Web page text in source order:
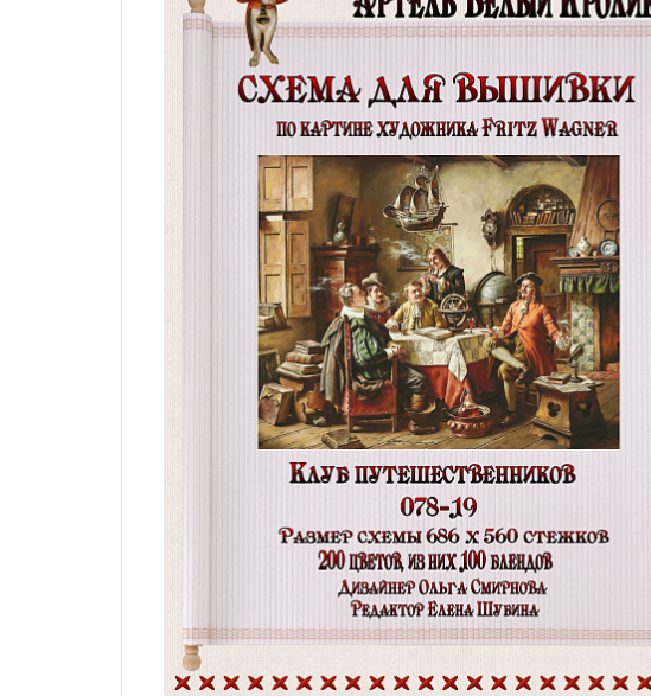
Жанровые сцены
Религиозные сюжеты,
Дети, дети с животными,
животные и птицы
Фэнтези, сказочные
Схемы по картинам
художника Андрея
Семплеры и примитивы
Бесплатные схемы
Схемы для начинающих